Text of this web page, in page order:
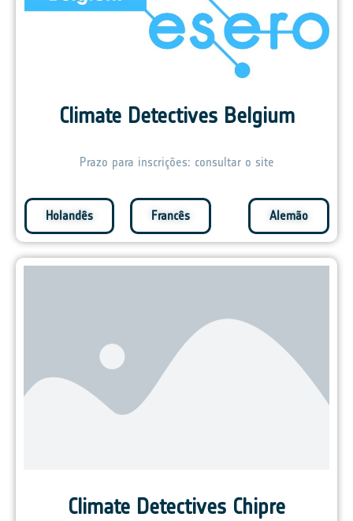
Climate Detectives Belgium
Prazo para inscrições: consultar o site
Holandês Francês Alemão
Climate Detectives Chipre